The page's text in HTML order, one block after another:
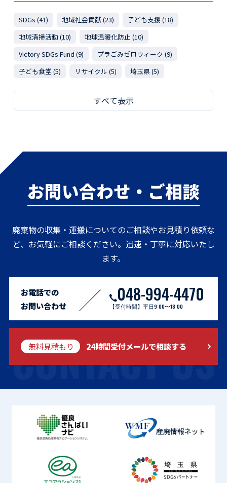
SDGs (41) 地域社会貢献 (23)
子ども支援 (18)
地域清掃活動 (10)
地球温暖化防止 (10)
Victory SDGs Fund (9)
プラごみゼロウィーク (9)
子ども食堂 (5)
リサイクル (5) 埼玉県 (5)
すべて表示
お問い合わせ・ご相談
廃棄物の収集・運搬についてのご相談やお見積り依頼な
ど、お気軽にご相談ください。迅速・丁寧に対応いたし
ます。
CONTACT US
お電話での
お問い合わせ
048-994-4470
【受付時間】平日9:00〜18:00
無料見積もり 24時間受付メールで相談する